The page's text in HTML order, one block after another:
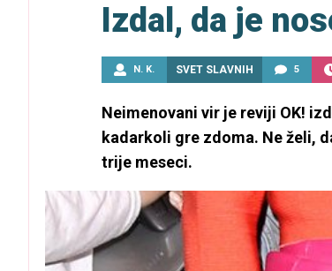
Izdal, da je
N. K. SVET SLAVNIH 5
Neimenovani vir je reviji OK!
kadarkoli gre zdoma. Ne želi,
trije meseci.